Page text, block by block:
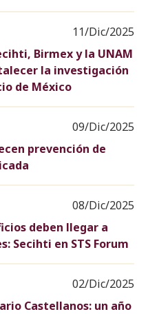
11/Dic/2025
Birmex y la UNAM
la investigación
de México
09/Dic/2025
prevención de
08/Dic/2025
deben llegar a
Secihti en STS Forum
02/Dic/2025
Castellanos: un año